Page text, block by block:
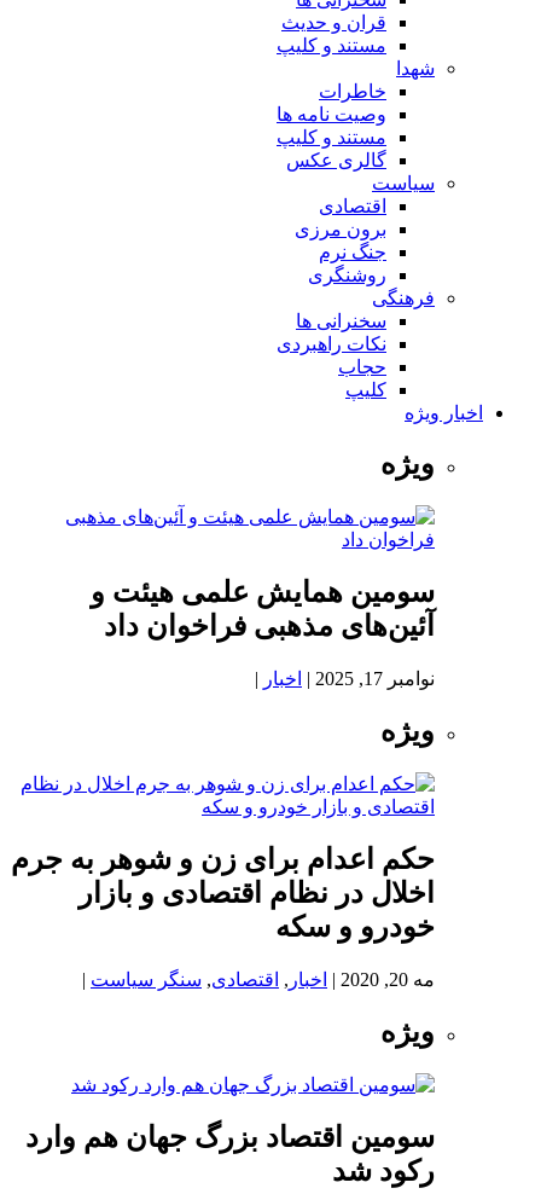
قران و حدیث
مستند و کلیپ
شهدا
خاطرات
وصیت نامه ها
مستند و کلیپ
گالری عکس
سیاست
اقتصادی
برون مرزی
جنگ نرم
روشنگری
فرهنگی
سخنرانی ها
نکات راهبردی
حجاب
کلیپ
اخبار ویژه
ویژه
سومین همایش علمی هیئت و
آئین‌های مذهبی فراخوان داد
نوامبر 17, 2025 | اخبار |
ویژه
حکم اعدام برای زن و شوهر به جرم
اخلال در نظام اقتصادی و بازار
خودرو و سکه
مه 20, 2020 | اخبار , اقتصادی, سنگر سیاست |
ویژه
سومین اقتصاد بزرگ جهان هم وارد
رکود شد